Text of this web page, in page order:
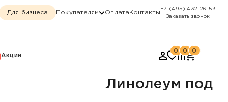
Для бизнеса Покупателям Оплата Контакты
+7 (495) 432-26-53
Заказать звонок
Акции
0 0 0
Линолеум под